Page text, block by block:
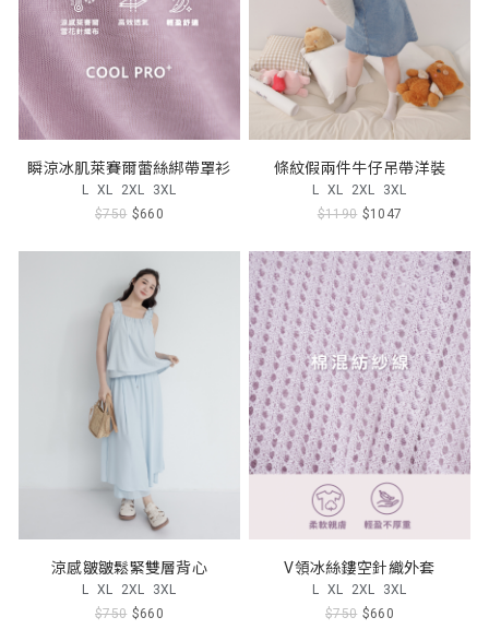
瞬涼冰肌萊賽爾蕾絲綁帶罩衫
L XL 2XL 3XL
$750 $660
條紋假兩件牛仔吊帶洋裝
L XL 2XL 3XL
$1190 $1047
涼感皺皺鬆緊雙層背心
L XL 2XL 3XL
$750 $660
V領冰絲鏤空針織外套
L XL 2XL 3XL
$750 $660